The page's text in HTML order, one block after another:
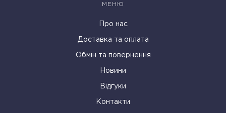
МЕНЮ
Про нас
Доставка та оплата
Обмін та повернення
Новини
Відгуки
Контакти